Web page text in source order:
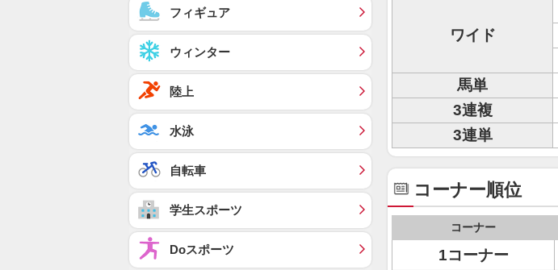
ワイド
馬単
3連複
3連単
コーナー順位
コーナー
1コーナー
フィギュア
ウィンター
陸上
水泳
自転車
学生スポーツ
Doスポーツ